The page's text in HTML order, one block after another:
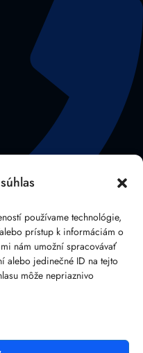
používame technológie,
prístup k informáciám o
nám umožní spracovávať
alebo jedinečné ID na tejto
môže nepriaznivo